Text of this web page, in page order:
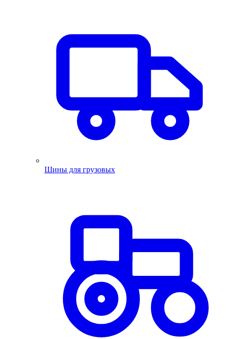
Шины для грузовых